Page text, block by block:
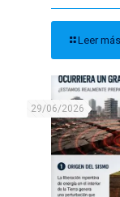
Leer más
29/06/2026